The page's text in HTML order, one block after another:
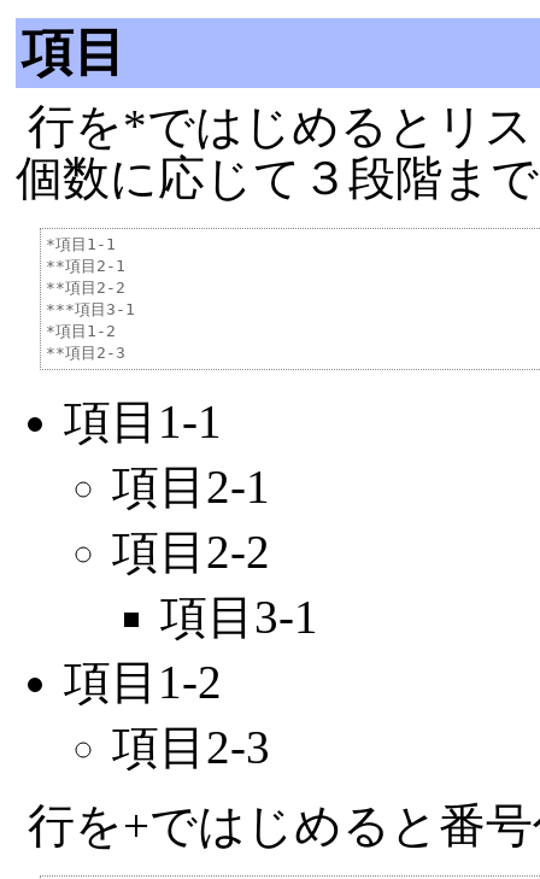
項目
行を*ではじめるとリ
個数に応じて３段階ま
*項目1-1
**項目2-1
**項目2-2
***項目3-1
*項目1-2
項目1-1
項目2-1
項目2-2
項目3-1
項目1-2
項目2-3
行を+ではじめると番